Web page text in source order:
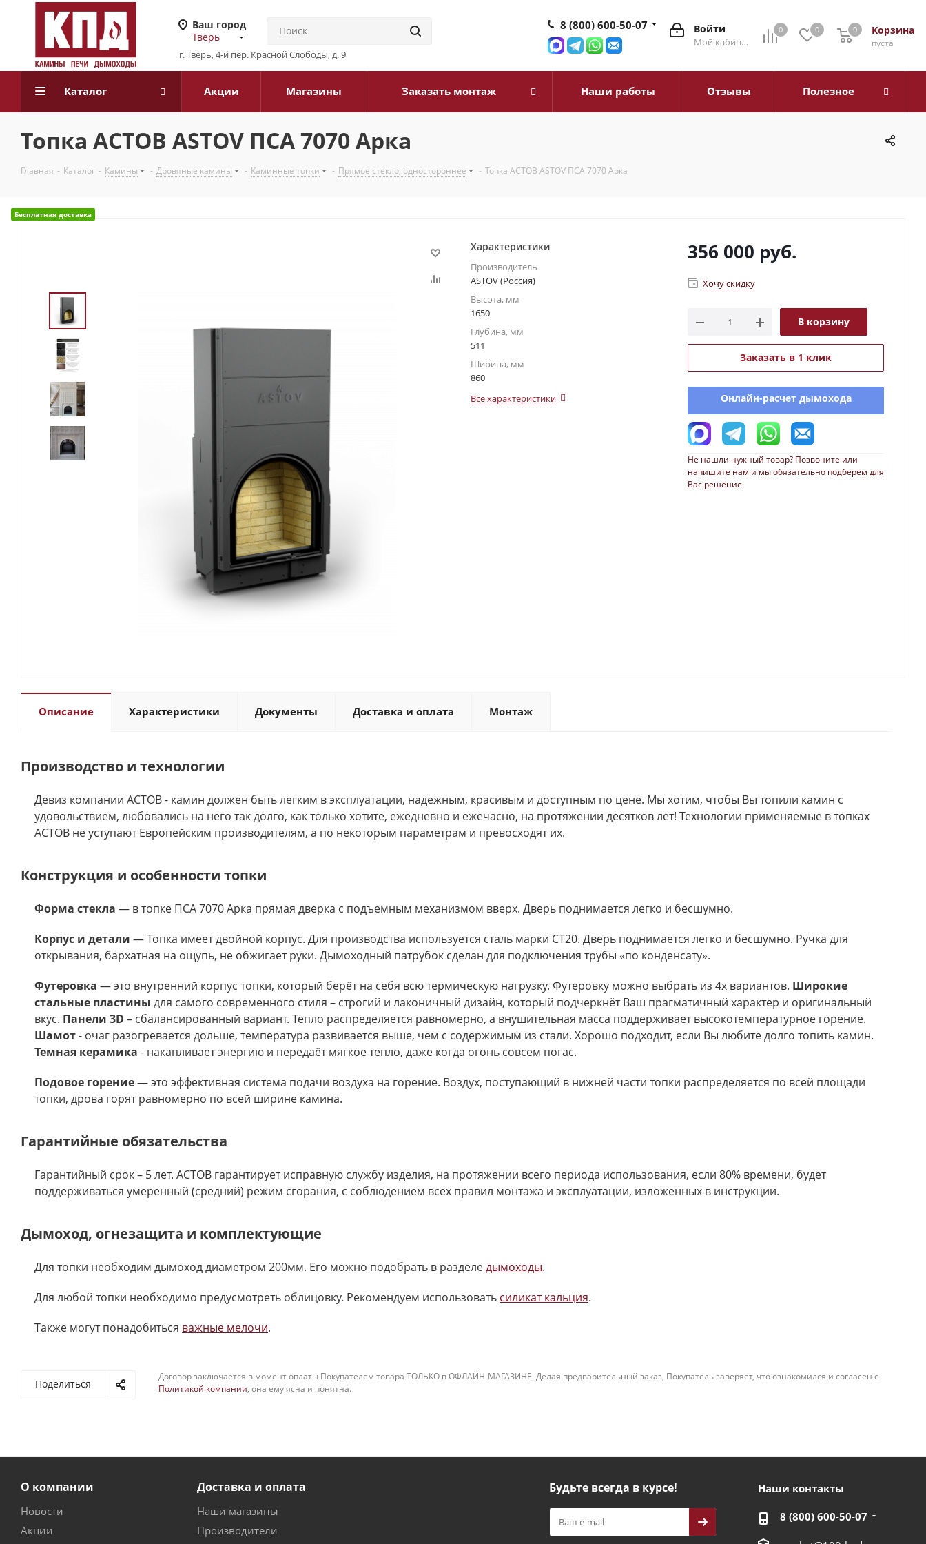
Ваш город
Тверь
г. Тверь, 4-й пер. Красной Слободы, д. 9
0 0 Корзина
0
пуста
0
Войти
Мой кабинет
8 (800) 600-50-07
Каталог Акции Магазины Заказать монтаж Наши работы Отзывы Полезное
Топка АСТОВ ASTOV ПСА 7070 Арка
Главная - Каталог - Камины - Дровяные камины - Каминные топки - Прямое стекло, одностороннее - Топка АСТОВ ASTOV ПСА 7070 Арка
Бесплатная доставка
Характеристики
Производитель
ASTOV (Россия)
Высота, мм
1650
Глубина, мм
511
Ширина, мм
860
Все характеристики
356 000 руб.
Хочу скидку
В корзину
Заказать в 1 клик
Онлайн-расчет дымохода
Не нашли нужный товар? Позвоните или
напишите нам и мы обязательно подберем для
Вас решение.
Описание Характеристики Документы Доставка и оплата Монтаж
Производство и технологии
Девиз компании АСТОВ - камин должен быть легким в эксплуатации, надежным, красивым и доступным по цене. Мы хотим, чтобы Вы топили камин с
удовольствием, любовались на него так долго, как только хотите, ежедневно и ежечасно, на протяжении десятков лет! Технологии применяемые в топках
АСТОВ не уступают Европейским производителям, а по некоторым параметрам и превосходят их.
Конструкция и особенности топки
Форма стекла — в топке ПСА 7070 Арка прямая дверка с подъемным механизмом вверх. Дверь поднимается легко и бесшумно.
Корпус и детали — Топка имеет двойной корпус. Для производства используется сталь марки СТ20. Дверь поднимается легко и бесшумно. Ручка для
открывания, бархатная на ощупь, не обжигает руки. Дымоходный патрубок сделан для подключения трубы «по конденсату».
Футеровка — это внутренний корпус топки, который берёт на себя всю термическую нагрузку. Футеровку можно выбрать из 4х вариантов. Широкие
стальные пластины для самого современного стиля – строгий и лаконичный дизайн, который подчеркнёт Ваш прагматичный характер и оригинальный
вкус. Панели 3D – сбалансированный вариант. Тепло распределяется равномерно, а внушительная масса поддерживает высокотемпературное горение.
Шамот- очаг разогревается дольше, температура развивается выше, чем с содержимым из стали. Хорошо подходит, если Вы любите долго топить камин.
Темная керамика - накапливает энергию и передаёт мягкое тепло, даже когда огонь совсем погас.
Подовое горение— это эффективная система подачи воздуха на горение. Воздух, поступающий в нижней части топки распределяется по всей площади
топки, дрова горят равномерно по всей ширине камина.
Гарантийные обязательства
Гарантийный срок – 5 лет. АСТОВ гарантирует исправную службу изделия, на протяжении всего периода использования, если 80% времени, будет
поддерживаться умеренный (средний) режим сгорания, с соблюдением всех правил монтажа и эксплуатации, изложенных в инструкции.
Дымоход, огнезащита и комплектующие
Для топки необходим дымоход диаметром 200мм. Его можно подобрать в разделедымоходы.
Для любой топки необходимо предусмотреть облицовку. Рекомендуем использовать силикат кальция.
Также могут понадобиться важные мелочи.
Поделиться
Договор заключается в момент оплаты Покупателем товара ТОЛЬКО в ОФЛАЙН-МАГАЗИНЕ. Делая предварительный заказ, Покупатель заверяет, что ознакомился и согласен с
Политикой компании, она ему ясна и понятна.
О компании
Новости
Акции
Доставка и оплата
Наши магазины
Производители
Будьте всегда в курсе! Наши контакты
8 (800) 600-50-07